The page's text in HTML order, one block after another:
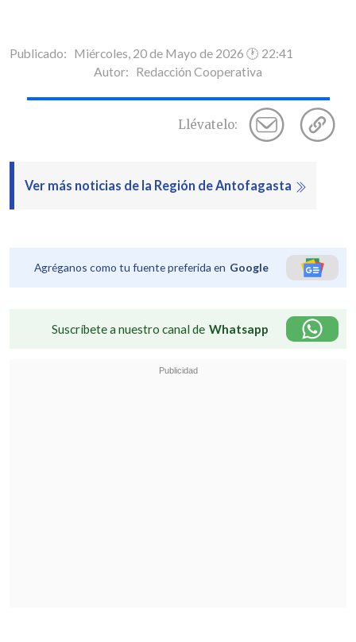
Publicado: Miércoles, 20 de Mayo de 2026 🕐 22:41
Autor: Redacción Cooperativa
Llévatelo:
Ver más noticias de la Región de Antofagasta
Agréganos como tu fuente preferida en Google
Suscríbete a nuestro canal de Whatsapp